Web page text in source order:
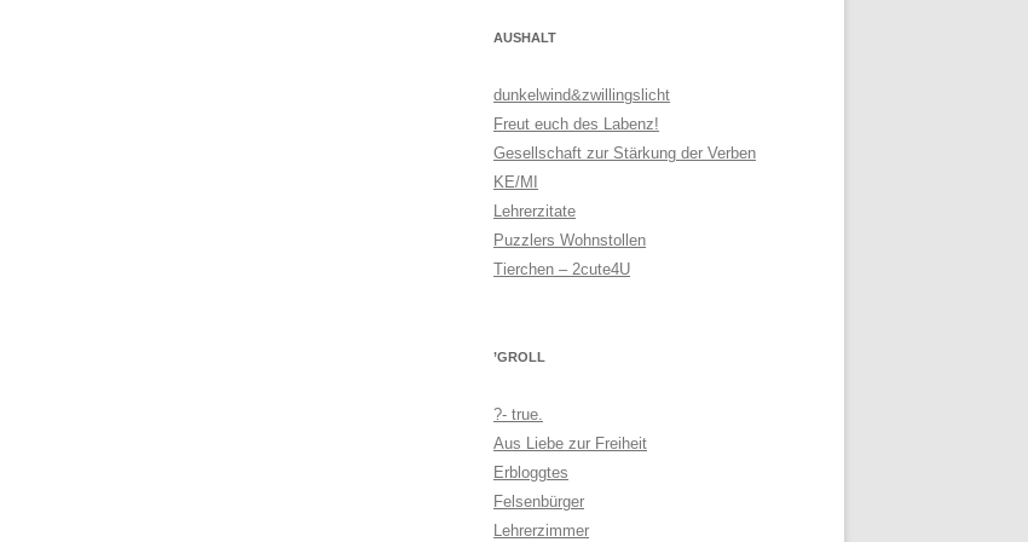
AUSHALT
dunkelwind&zwillingslicht
Freut euch des Labenz!
Gesellschaft zur Stärkung der Verben
KE/MI
Lehrerzitate
Puzzlers Wohnstollen
Tierchen – 2cute4U
’GROLL
?- true.
Aus Liebe zur Freiheit
Erbloggtes
Felsenbürger
Lehrerzimmer